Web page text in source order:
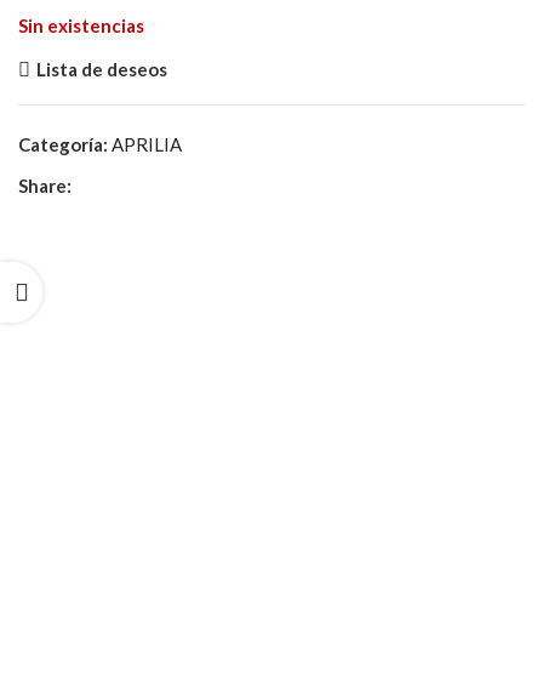
Sin existencias
Lista de deseos
Categoría: APRILIA
Share: